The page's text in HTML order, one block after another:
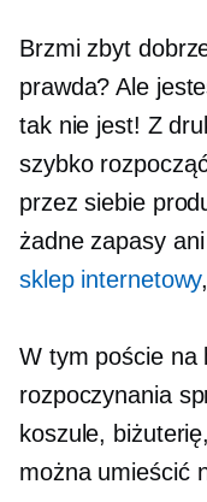
Brzmi zbyt
prawda? Ale
tak nie jest! Z
szybko
przez siebie
żadne zapasy
sklep internetowy
W tym poście na
rozpoczynania
koszule,
można umieścić